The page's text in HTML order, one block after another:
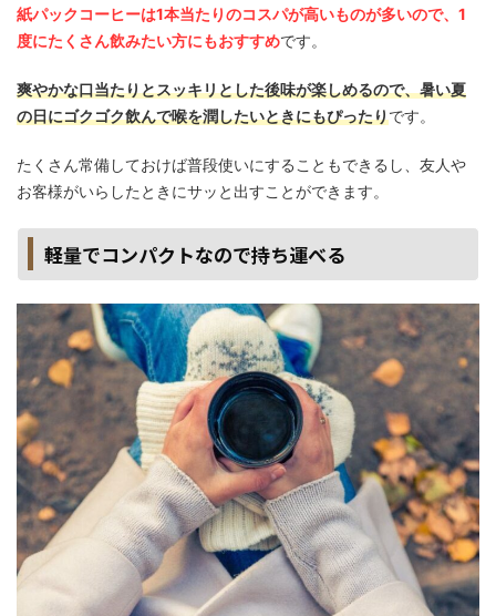
紙パックコーヒーは1本当たりのコスパが高いものが多いので、1
度にたくさん飲みたい方にもおすすめです。
爽やかな口当たりとスッキリとした後味が楽しめるので、暑い夏
の日にゴクゴク飲んで喉を潤したいときにもぴったりです。
たくさん常備しておけば普段使いにすることもできるし、友人や
お客様がいらしたときにサッと出すことができます。
軽量でコンパクトなので持ち運べる